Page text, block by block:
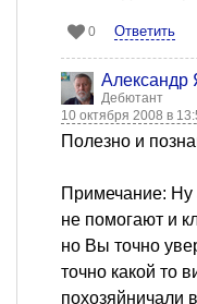
0 Ответить
Александр
Дебютант
10 октября 2008 в
Полезно и
Примечание: Ну
не помогают и
но Вы точно
точно какой то
похозяйничали